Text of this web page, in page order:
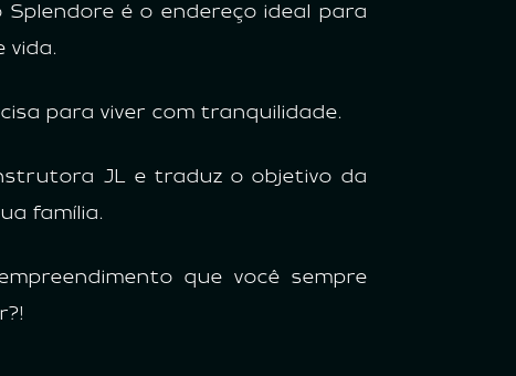
Splendore é o endereço ideal para
vida.
para viver com tranquilidade.
JL e traduz o objetivo da
família.
que você sempre